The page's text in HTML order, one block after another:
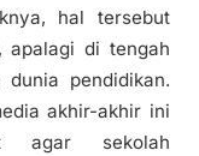
hal tersebut
apalagi di tengah
pendidikan.
akhir-akhir ini
agar sekolah